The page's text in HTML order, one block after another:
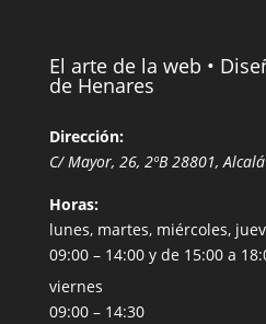
El arte de la web •
de Henares
Dirección:
C/ Mayor, 26, 2ºB 28801,
Horas:
lunes, martes, miércoles,
09:00 – 14:00 y de 15:00 a
viernes
09:00 – 14:30